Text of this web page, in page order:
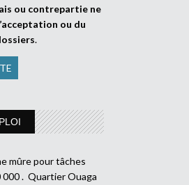
ou contrepartie ne
ou du
.
mûre pour tâches
000 . Quartier Ouaga